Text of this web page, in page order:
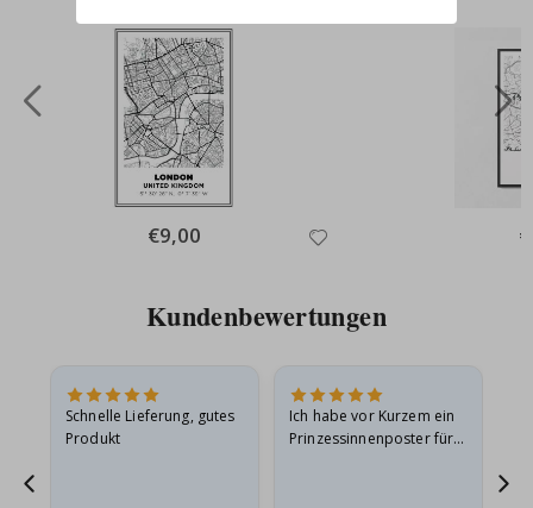
Special
Price
€9,00
Kundenbewertungen
Schnelle Lieferung, gutes
Produkt
Ich habe vor Kurzem ein
Prinzessinnenposter für